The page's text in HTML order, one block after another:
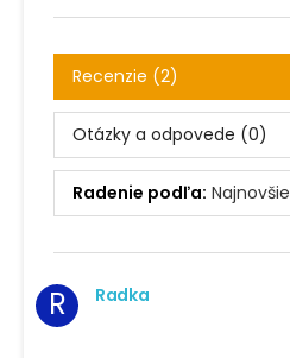
Recenzie (2)
Otázky a odpovede (0)
Radenie podľa: Najnovšie
R Radka